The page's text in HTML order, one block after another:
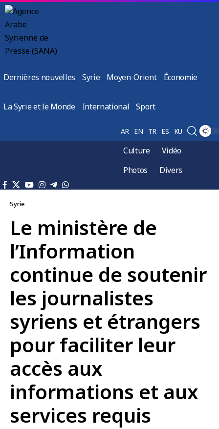
Dernières nouvelles Syrie Moyen-Orient Économie
La Syrie et le Monde International Sport
AR EN TR ES KU
Culture
Vidéo
Photos
Divers
Syrie
Le ministère de
l’Information
continue de soutenir
les journalistes
syriens et étrangers
pour faciliter leur
accès aux
informations et aux
services requis